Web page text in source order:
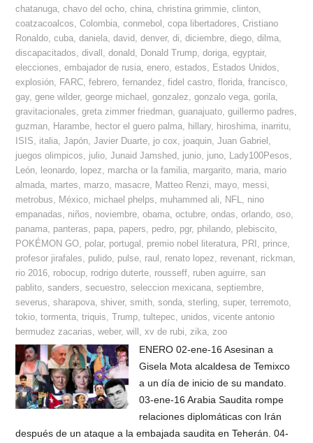
chatanuga ,chavo del ocho ,china ,christina grimmie ,clinton
coatzacoalcos ,Colombia ,conmebol ,copa libertadores ,Cristiano
Ronaldo ,cuba ,daniela ,david ,denver,di ,diciembre ,diego ,dilma
discapacitados ,divall ,donald Donald Trump ,doriga ,egyptair,
elecciones ,embajador de rusia ,enero ,estados Estados Unidos
explosión
FARC ,febrero ,fernandez ,fidel castro ,florida ,francisco
gay,gene wilder,george michael ,gonzalez ,gonzalo vega ,gorila
gravitacionales ,greta zimmer friedman ,guanajuato ,guillermo padres
guzman
Harambe hector el guero palma hillary, hiroshima inarritu
ISIS
italia ,Japón ,Javier Duarte jo cox joaquin ,Juan Gabriel
juegos olimpicos
julio ,Junaid Jamshed junio juno Lady100Pesos
León
leonardo lopez marcha or la familia margarito maria mario
almada martes marzo masacre Matteo Renzi mayo messi
metrobus
México michael phelps muhammed ali NFL
nino
empanadas
niños noviembre ,obama ,octubre ,ondas ,orlando ,oso
panama panteras papa papers pedro pgr, philando plebiscito
POKÉMON GO polar, portugal premio nobel literatura PRI prince
profesor jirafales
pulido pulse raul renato lopez revenant rickman
rio 2016 robocup rodrigo duterte rousseff ruben aguirre ,san
pablito ,sanders ,secuestro ,seleccion mexicana ,septiembre
severus ,sharapova ,shiver,smith ,sonda ,sterling ,super,terremoto
tokio ,tormenta ,triquis ,Trump ,tultepec unidos ,vicente antonio
bermudez zacarias ,weber,will ,xv de rubi zika zoo
ENERO 02-ene-16 Asesinan a
Gisela Mota alcaldesa de Temixco
a un día de inicio de su mandato.
03-ene-16 Arabia Saudita rompe
relaciones diplomáticas con Irán
después de un ataque a la embajada saudita en Teherán. 04-